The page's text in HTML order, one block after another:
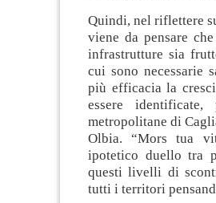
Quindi, nel riflettere
viene da pensare
infrastrutture sia
cui sono necessarie
più efficacia la
essere
metropolitane di
Olbia. “Mors tua
ipotetico duello tra
questi livelli di
tutti i territori